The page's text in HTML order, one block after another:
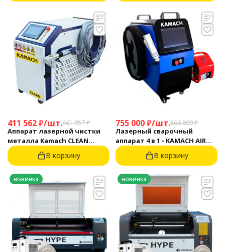
411 562₽/шт.461 957₽
Аппарат лазерной чистки
металла Kamach CLEAN
1500BW
В корзину
755 000₽/шт.866 800₽
Лазерный сварочный
аппарат 4 в 1 - KAMACH AIR
1500
В корзину
новинка новинка